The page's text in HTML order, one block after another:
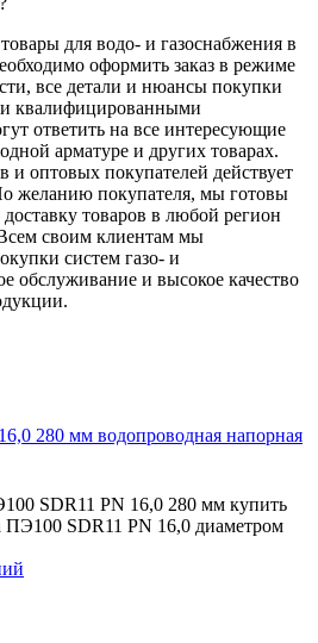
для водо- и газоснабжения в
оформить заказ в режиме
все детали и нюансы покупки
квалифицированными
ответить на все интересующие
арматуре и других товарах.
и оптовых покупателей действует
желанию покупателя, мы готовы
товаров в любой регион
своим клиентам мы
систем газо- и
обслуживание и высокое качество
280 мм водопроводная напорная
SDR11 PN 16,0 280 мм купить
ПЭ100 SDR11 PN 16,0 диаметром